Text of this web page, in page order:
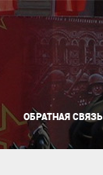
ОБРАТНАЯ СВЯЗЬ